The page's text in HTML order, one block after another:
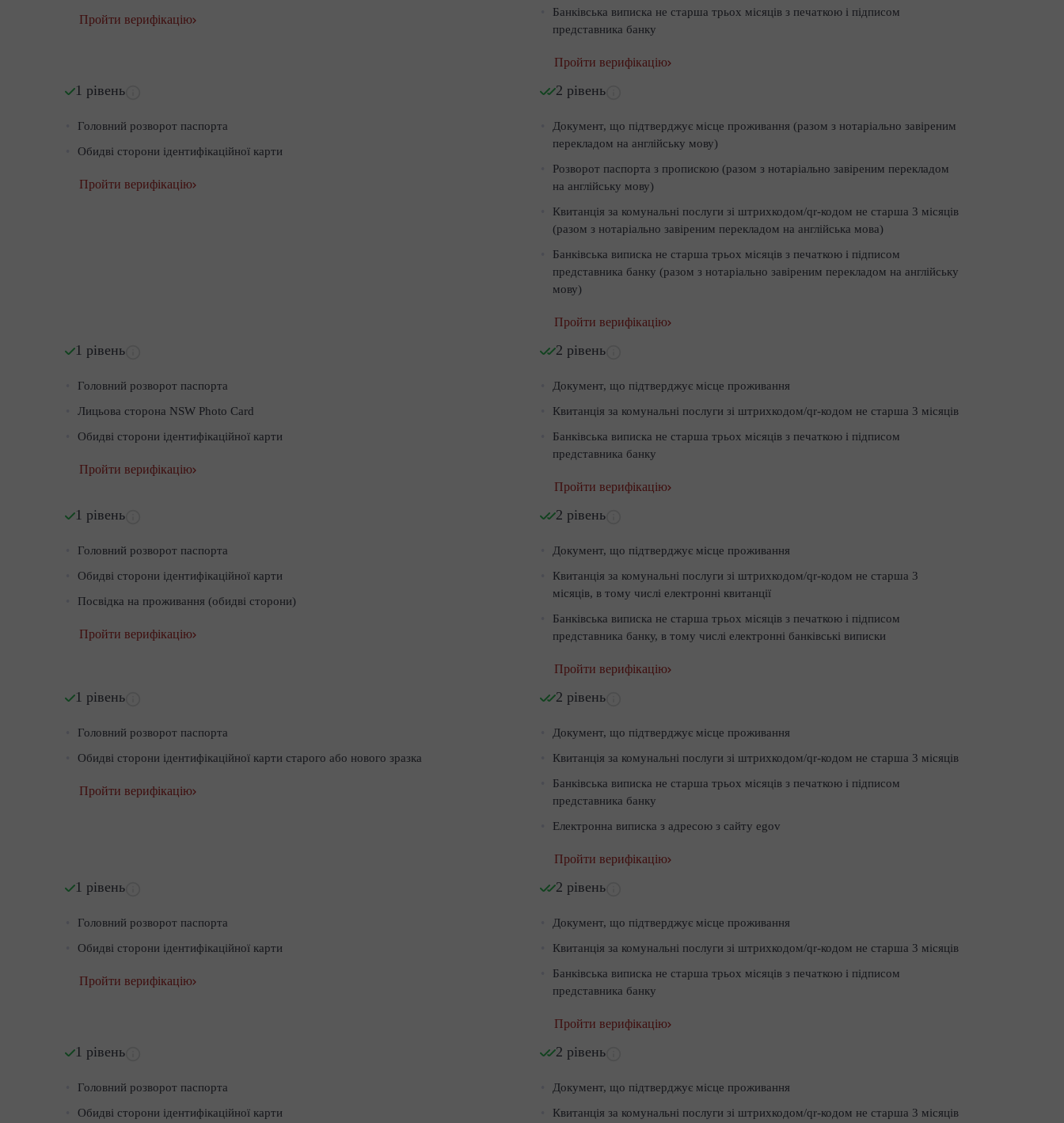
Пройти верифікацію
Банківська виписка не старша трьох місяців з печаткою і підписом
представника банку
Пройти верифікацію
1 рівень
Головний розворот паспорта
Обидві сторони ідентифікаційної карти
Пройти верифікацію
2 рівень
Документ, що підтверджує місце проживання (разом з нотаріально завіреним
перекладом на англійську мову)
Розворот паспорта з пропискою (разом з нотаріально завіреним перекладом
на англійську мову)
Квитанція за комунальні послуги зі штрихкодом/qr-кодом не старша 3 місяців
(разом з нотаріально завіреним перекладом на англійська мова)
Банківська виписка не старша трьох місяців з печаткою і підписом
представника банку (разом з нотаріально завіреним перекладом на англійську
мову)
Пройти верифікацію
1 рівень
Головний розворот паспорта
Лицьова сторона NSW Photo Card
Обидві сторони ідентифікаційної карти
Пройти верифікацію
2 рівень
Документ, що підтверджує місце проживання
Квитанція за комунальні послуги зі штрихкодом/qr-кодом не старша 3 місяців
Банківська виписка не старша трьох місяців з печаткою і підписом
представника банку
Пройти верифікацію
1 рівень
Головний розворот паспорта
Обидві сторони ідентифікаційної карти
Посвідка на проживання (обидві сторони)
Пройти верифікацію
2 рівень
Документ, що підтверджує місце проживання
Квитанція за комунальні послуги зі штрихкодом/qr-кодом не старша 3
місяців, в тому числі електронні квитанції
Банківська виписка не старша трьох місяців з печаткою і підписом
представника банку, в тому числі електронні банківські виписки
Пройти верифікацію
1 рівень
Головний розворот паспорта
Обидві сторони ідентифікаційної карти старого або нового зразка
Пройти верифікацію
2 рівень
Документ, що підтверджує місце проживання
Квитанція за комунальні послуги зі штрихкодом/qr-кодом не старша 3 місяців
Банківська виписка не старша трьох місяців з печаткою і підписом
представника банку
Електронна виписка з адресою з сайту egov
Пройти верифікацію
1 рівень
Головний розворот паспорта
Обидві сторони ідентифікаційної карти
Пройти верифікацію
2 рівень
Документ, що підтверджує місце проживання
Квитанція за комунальні послуги зі штрихкодом/qr-кодом не старша 3 місяців
Банківська виписка не старша трьох місяців з печаткою і підписом
представника банку
Пройти верифікацію
1 рівень
Головний розворот паспорта
Обидві сторони ідентифікаційної карти
2 рівень
Документ, що підтверджує місце проживання
Квитанція за комунальні послуги зі штрихкодом/qr-кодом не старша 3 місяців